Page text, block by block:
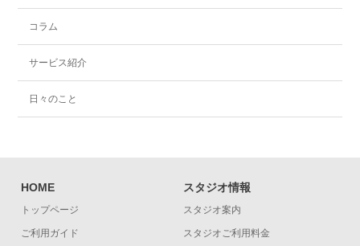
コラム
サービス紹介
日々のこと
HOME
トップページ
ご利用ガイド
スタジオ情報
スタジオ案内
スタジオご利用料金